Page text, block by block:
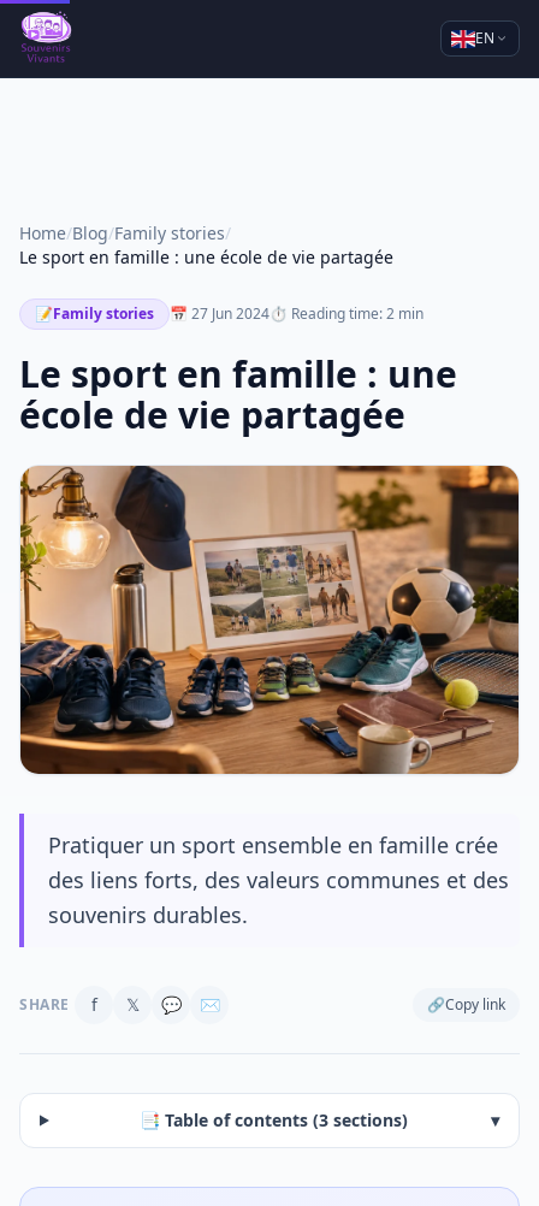
EN
Home/Blog/Family stories/
Le sport en famille : une école de vie partagée
📝Family stories 📅 27 Jun 2024⏱ Reading time: 2 min
Le sport en famille : une
école de vie partagée
Pratiquer un sport ensemble en famille crée
des liens forts, des valeurs communes et des
souvenirs durables.
SHARE f 𝕏 💬 ✉ 🔗Copy link
📑 Table of contents (3 sections) ▾